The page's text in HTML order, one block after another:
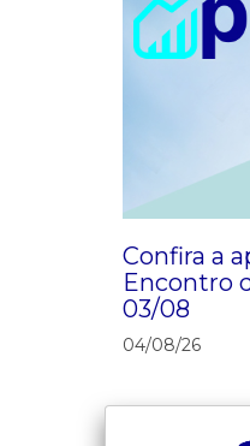
Confira a
Encontro
03/08
04/08/26